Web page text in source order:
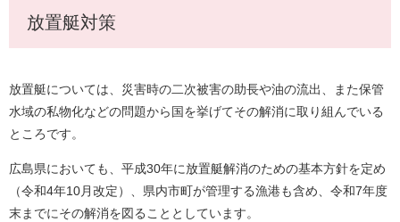
放置艇対策
放置艇については、災害時の二次被害の助長や油の流出、また保管
水域の私物化などの問題から国を挙げてその解消に取り組んでいる
ところです。
広島県においても、平成30年に放置艇解消のための基本方針を定め
（令和4年10月改定）、県内市町が管理する漁港も含め、令和7年度
末までにその解消を図ることとしています。